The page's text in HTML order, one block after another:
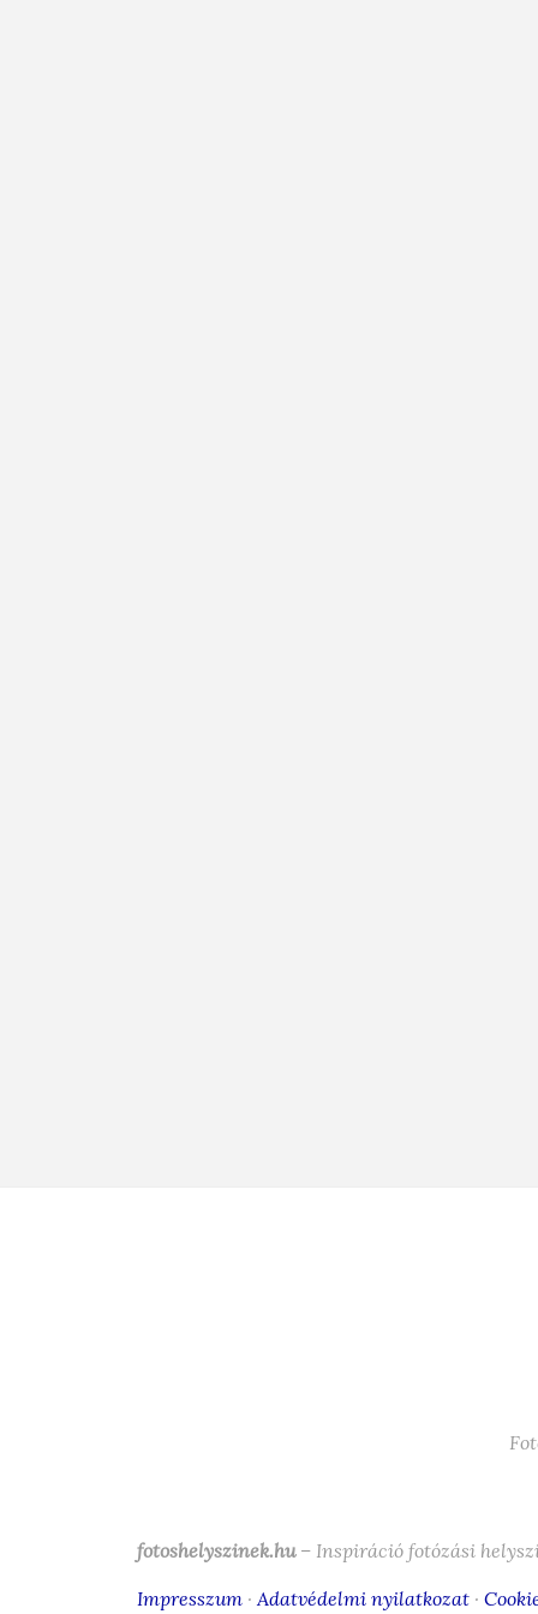
fotoshelyszinek.hu– Inspiráció fotózási
Impresszum ·Adatvédelmi nyilatkozat ·